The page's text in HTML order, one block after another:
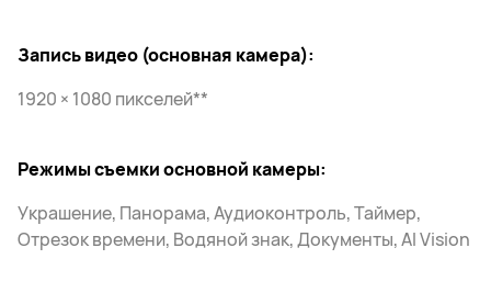
Запись видео (основная камера):
1920 × 1080 пикселей**
Режимы съемки основной камеры:
Украшение, Панорама, Аудиоконтроль, Таймер,
Отрезок времени, Водяной знак, Документы, AI Vision